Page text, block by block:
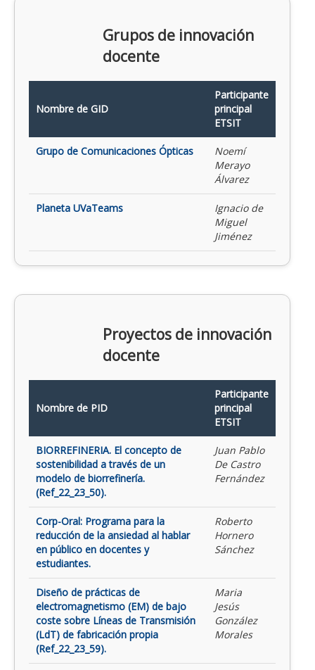
Grupos de innovación
docente
Nombre de GID
Participante
principal
ETSIT
Grupo de Comunicaciones Ópticas
Noemí
Merayo
Álvarez
Planeta UVaTeams
Ignacio de
Miguel
Jiménez
Proyectos de innovación
docente
Nombre de PID
Participante
principal
ETSIT
BIORREFINERIA. El concepto de
sostenibilidad a través de un
modelo de biorrefinería.
(Ref_22_23_50).
Juan Pablo
De Castro
Fernández
Corp-Oral: Programa para la
reducción de la ansiedad al hablar
en público en docentes y
estudiantes.
Roberto
Hornero
Sánchez
Diseño de prácticas de
electromagnetismo (EM) de bajo
coste sobre Líneas de Transmisión
(LdT) de fabricación propia
(Ref_22_23_59).
Maria
Jesús
González
Morales